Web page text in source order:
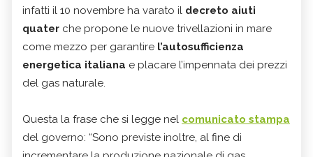
infatti il 10 novembre ha varato il decreto aiuti
quater che propone le nuove trivellazioni in mare
come mezzo per garantire l’autosufficienza
energetica italiana e placare l’impennata dei prezzi
del gas naturale.
Questa la frase che si legge nel comunicato stampa
del governo: “Sono previste inoltre, al fine di